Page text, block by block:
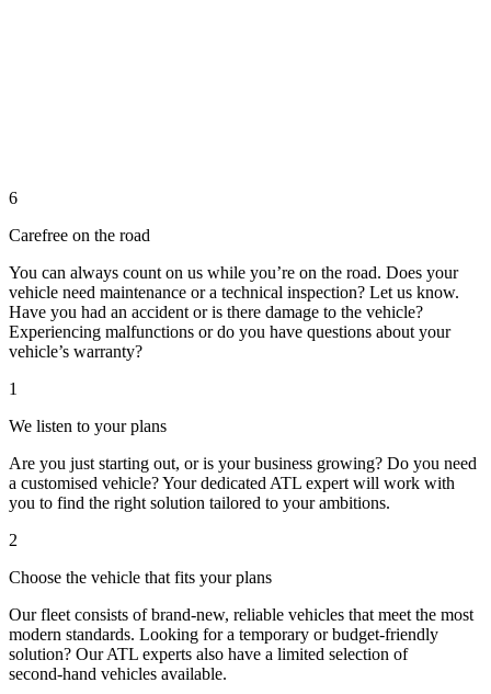
6
Carefree on the road
You can always count on us while you’re on the road. Does your
vehicle need maintenance or a technical inspection? Let us know.
Have you had an accident or is there damage to the vehicle?
Experiencing malfunctions or do you have questions about your
vehicle’s warranty?
1
We listen to your plans
Are you just starting out, or is your business growing? Do you need
a customised vehicle? Your dedicated ATL expert will work with
you to find the right solution tailored to your ambitions.
2
Choose the vehicle that fits your plans
Our fleet consists of brand‑new, reliable vehicles that meet the most
modern standards. Looking for a temporary or budget‑friendly
solution? Our ATL experts also have a limited selection of
second‑hand vehicles available.